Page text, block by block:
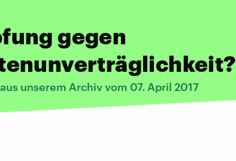
gegen
unserem Archiv vom 07. April 2017